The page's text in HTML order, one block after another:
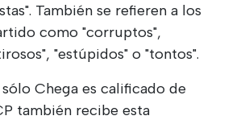
También se refieren a los
como "corruptos",
"estúpidos" o "tontos".
Chega es calificado de
también recibe esta